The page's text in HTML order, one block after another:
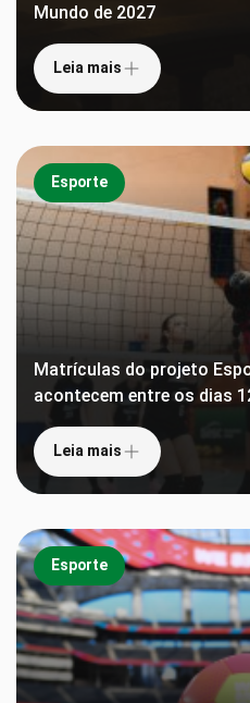
Mundo de 2027
Leia mais
Esporte
Matrículas do projeto
acontecem entre os dias
Leia mais
Esporte